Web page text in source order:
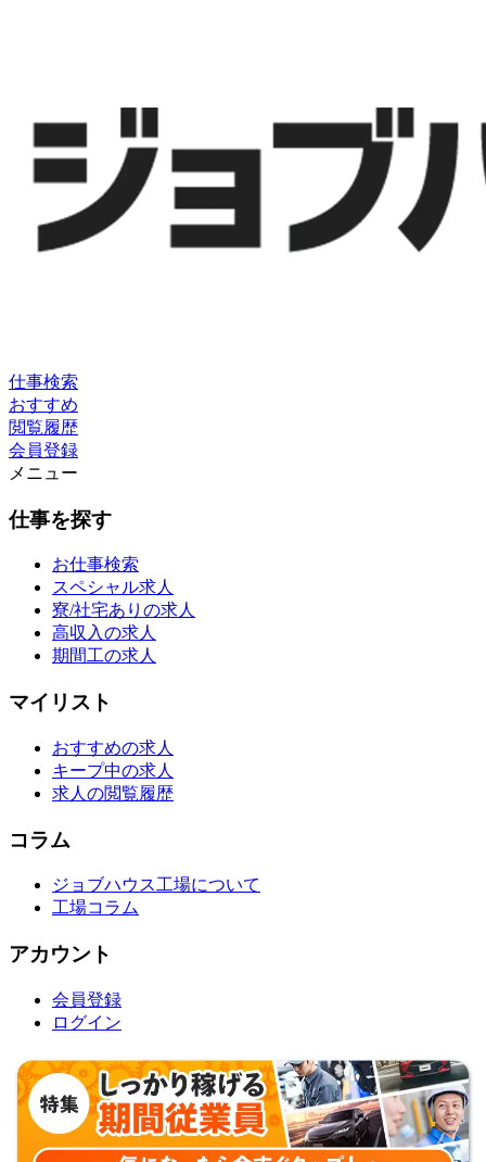
仕事検索
おすすめ
閲覧履歴
会員登録
メニュー
仕事を探す
お仕事検索
スペシャル求人
寮/社宅ありの求人
高収入の求人
期間工の求人
マイリスト
おすすめの求人
キープ中の求人
求人の閲覧履歴
コラム
ジョブハウス工場について
工場コラム
アカウント
会員登録
ログイン